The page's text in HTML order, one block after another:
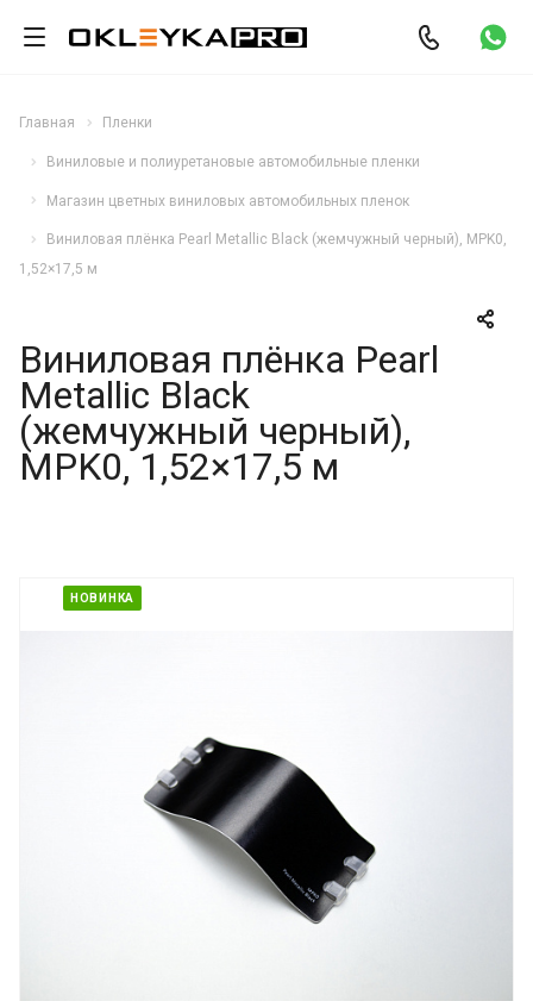
Главная Пленки
Виниловые и полиуретановые автомобильные пленки
Магазин цветных виниловых автомобильных пленок
Виниловая плёнка Pearl Metallic Black (жемчужный черный), MPK0,
1,52×17,5 м
Виниловая плёнка Pearl
Metallic Black
(жемчужный черный),
MPK0, 1,52×17,5 м
НОВИНКА